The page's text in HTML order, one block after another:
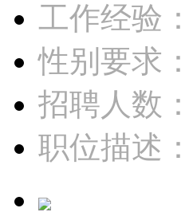
工作经验：
性别要求：
招聘人数：
职位描述：